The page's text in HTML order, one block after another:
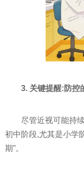
3. 关键提醒:防控
尽管近视可能持
初中阶段,尤其是小学
期”。